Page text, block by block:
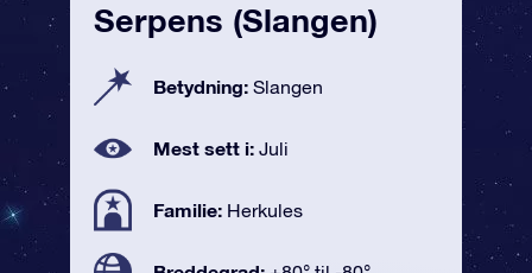
Serpens (Slangen)
Betydning: Slangen
Mest sett i: Juli
Familie: Herkules